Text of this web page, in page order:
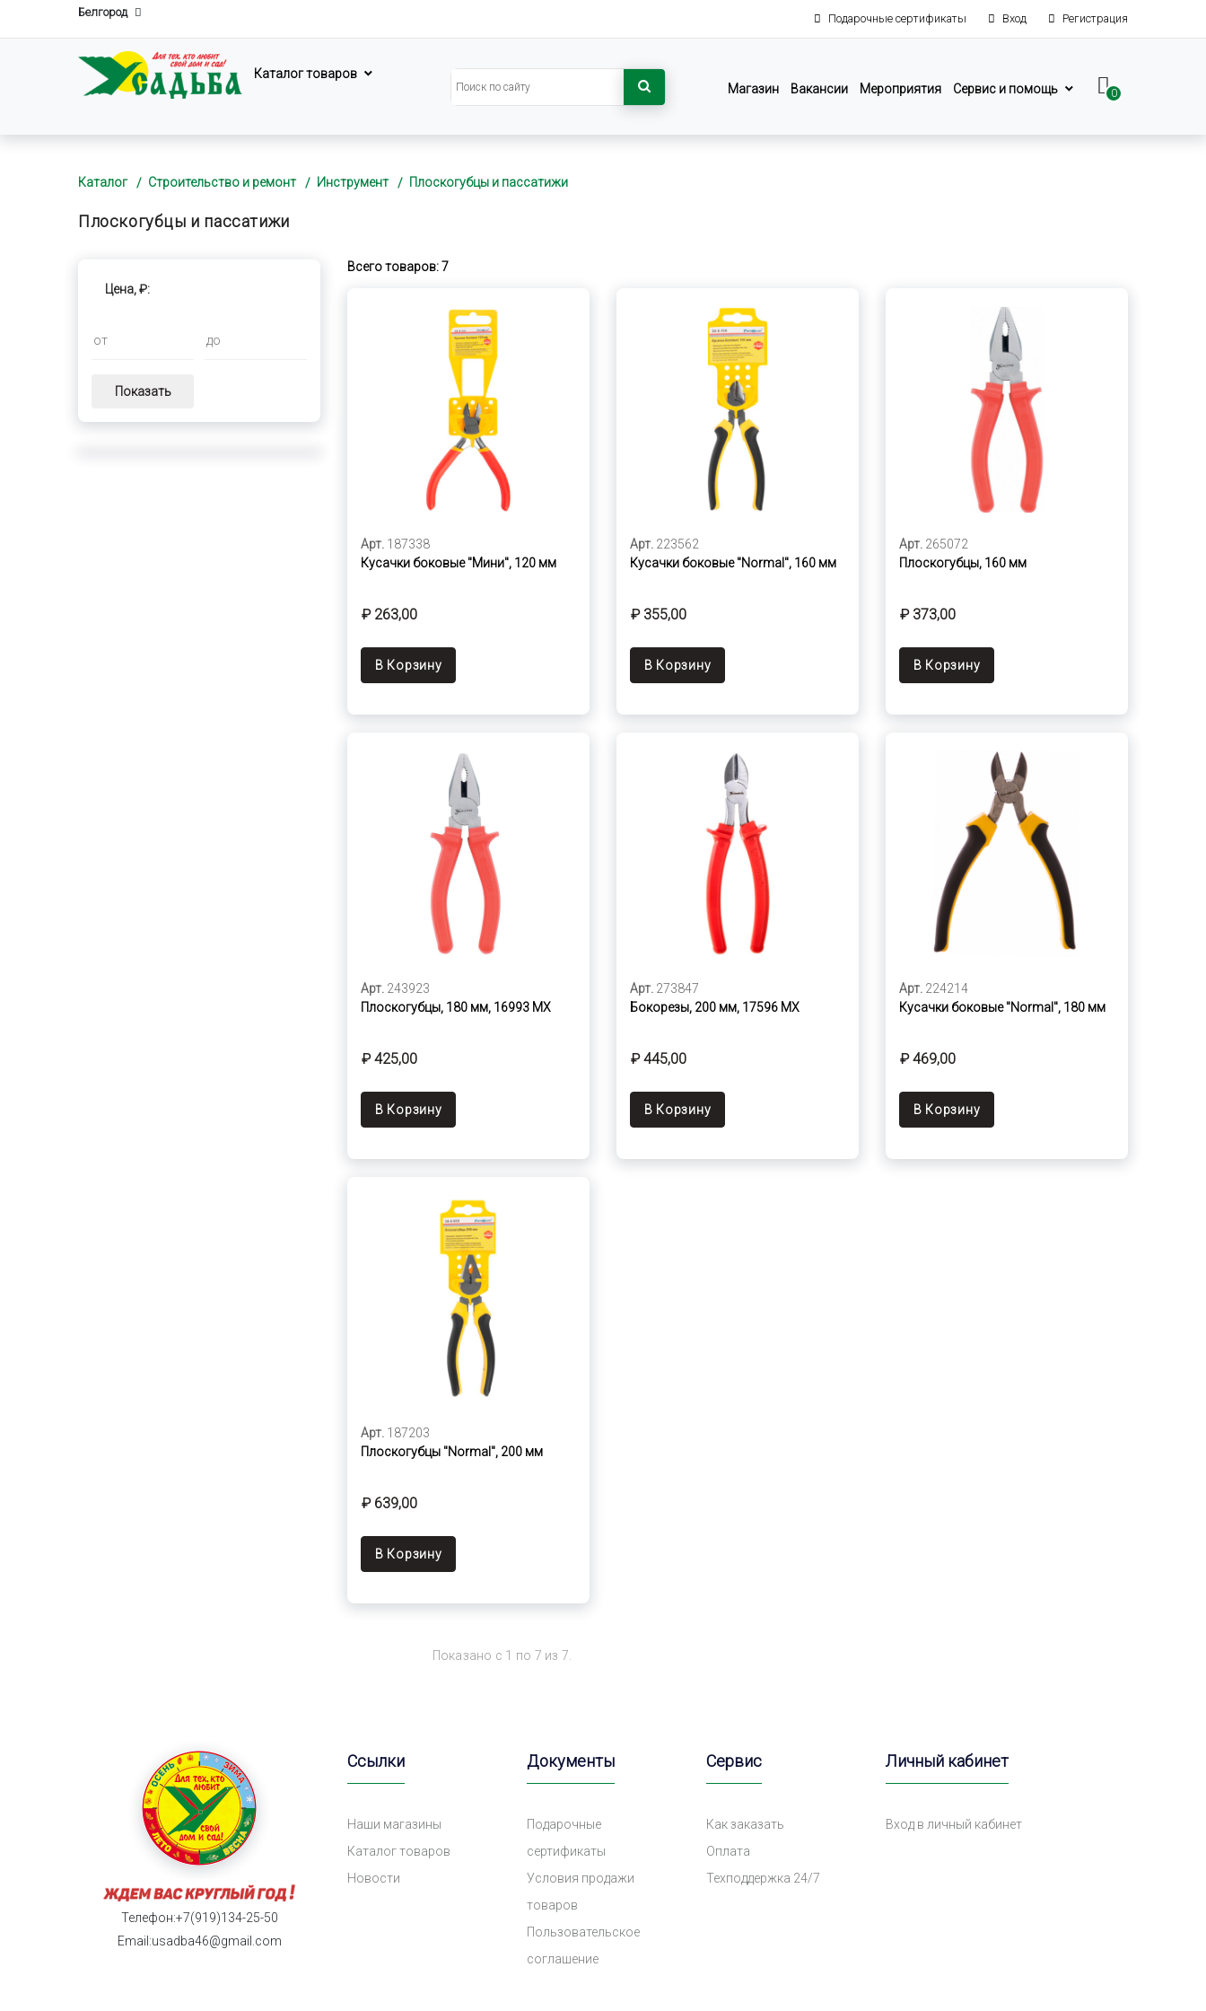
Белгород Подарочные сертификаты Вход Регистрация
Каталог товаров
Магазин
Вакансии Мероприятия Сервис и помощь 0
Каталог Строительство и ремонт Инструмент Плоскогубцы и пассатижи
Плоскогубцы и пассатижи
Всего товаров: 7
Арт. 187338
Кусачки боковые "Мини", 120 мм
₽ 263,00
В Корзину
Арт. 223562
Кусачки боковые "Normal", 160 мм
₽ 355,00
В Корзину
Арт. 265072
Плоскогубцы, 160 мм
₽ 373,00
В Корзину
Арт. 243923
Плоскогубцы, 180 мм, 16993 МХ
₽ 425,00
В Корзину
Арт. 273847
Бокорезы, 200 мм, 17596 MX
₽ 445,00
В Корзину
Арт. 224214
Кусачки боковые "Normal", 180 мм
₽ 469,00
В Корзину
Арт. 187203
Плоскогубцы "Normal", 200 мм
₽ 639,00
В Корзину
Показано с 1 по 7 из 7.
Цена, ₽:
Показать
Телефон:+7(919)134-25-50
Email:usadba46@gmail.com
Ссылки
Наши магазины
Каталог товаров
Новости
Документы
Подарочные
сертификаты
Условия продажи
товаров
Пользовательское
соглашение
Сервис
Как заказать
Оплата
Техподдержка 24/7
Личный кабинет
Вход в личный кабинет